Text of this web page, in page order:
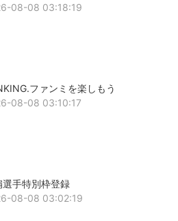
08-08 03:18:19
ファンミを楽しもう
08-08 03:10:17
選手特別枠登録
08-08 03:02:19